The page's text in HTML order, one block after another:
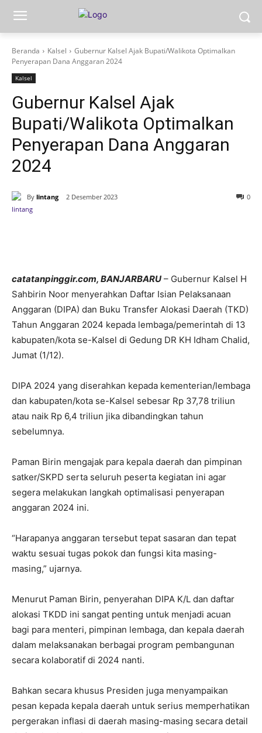
Beranda Kalsel
Gubernur Kalsel Ajak Bupati/Walikota Optimalkan
Penyerapan Dana Anggaran 2024
Kalsel
Gubernur Kalsel Ajak
Bupati/Walikota Optimalkan
Penyerapan Dana Anggaran
2024
By lintang 2 Desember 2023 0
catatanpinggir.com, BANJARBARU – Gubernur Kalsel H
Sahbirin Noor menyerahkan Daftar Isian Pelaksanaan
Anggaran (DIPA) dan Buku Transfer Alokasi Daerah (TKD)
Tahun Anggaran 2024 kepada lembaga/pemerintah di 13
kabupaten/kota se-Kalsel di Gedung DR KH Idham Chalid,
Jumat (1/12).
DIPA 2024 yang diserahkan kepada kementerian/lembaga
dan kabupaten/kota se-Kalsel sebesar Rp 37,78 triliun
atau naik Rp 6,4 triliun jika dibandingkan tahun
sebelumnya.
Paman Birin mengajak para kepala daerah dan pimpinan
satker/SKPD serta seluruh peserta kegiatan ini agar
segera melakukan langkah optimalisasi penyerapan
anggaran 2024 ini.
“Harapanya anggaran tersebut tepat sasaran dan tepat
waktu sesuai tugas pokok dan fungsi kita masing-
masing,” ujarnya.
Menurut Paman Birin, penyerahan DIPA K/L dan daftar
alokasi TKDD ini sangat penting untuk menjadi acuan
bagi para menteri, pimpinan lembaga, dan kepala daerah
dalam melaksanakan berbagai program pembangunan
secara kolaboratif di 2024 nanti.
Bahkan secara khusus Presiden juga menyampaikan
pesan kepada kepala daerah untuk serius memperhatikan
pergerakan inflasi di daerah masing-masing secara detail